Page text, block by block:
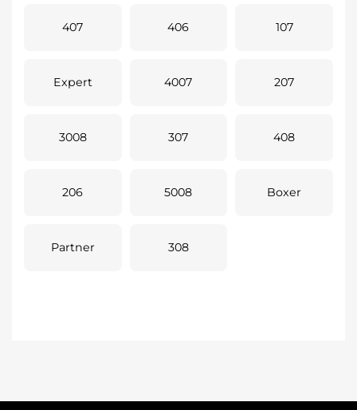
407 406 107
Expert 4007 207
3008 307 408
206 5008 Boxer
Partner 308